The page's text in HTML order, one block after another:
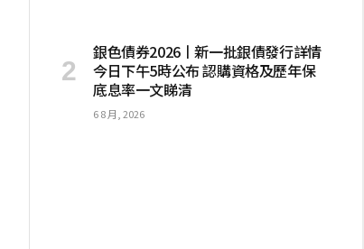
銀色債券2026丨新一批銀債發行詳情
今日下午5時公布 認購資格及歷年保
底息率一文睇清
6 8 月, 2026